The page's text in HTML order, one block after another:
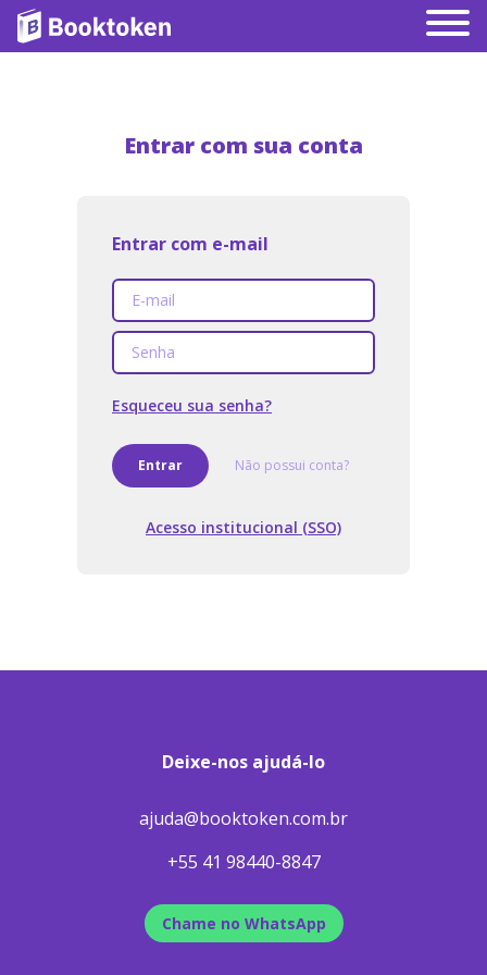
Entrar com sua conta
Entrar com e-mail
Esqueceu sua senha?
Entrar Não possui conta?
Acesso institucional (SSO)
Deixe-nos ajudá-lo
ajuda@booktoken.com.br
+55 41 98440-8847
Chame no WhatsApp